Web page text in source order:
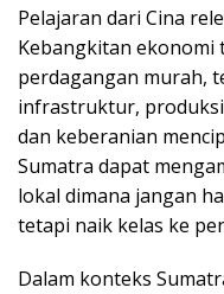
Pelajaran dari Cina
Kebangkitan ekonomi
perdagangan murah,
infrastruktur,
dan keberanian
Sumatra dapat
lokal dimana jangan
tetapi naik kelas ke
Dalam konteks